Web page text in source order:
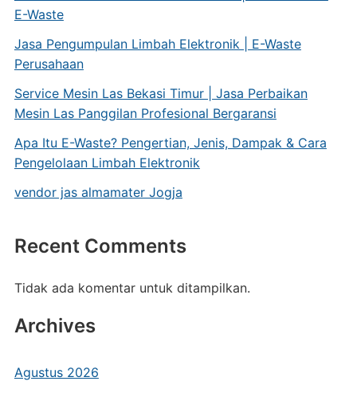
E-Waste
Jasa Pengumpulan Limbah Elektronik | E-Waste
Perusahaan
Service Mesin Las Bekasi Timur | Jasa Perbaikan
Mesin Las Panggilan Profesional Bergaransi
Apa Itu E-Waste? Pengertian, Jenis, Dampak & Cara
Pengelolaan Limbah Elektronik
vendor jas almamater Jogja
Recent Comments
Tidak ada komentar untuk ditampilkan.
Archives
Agustus 2026